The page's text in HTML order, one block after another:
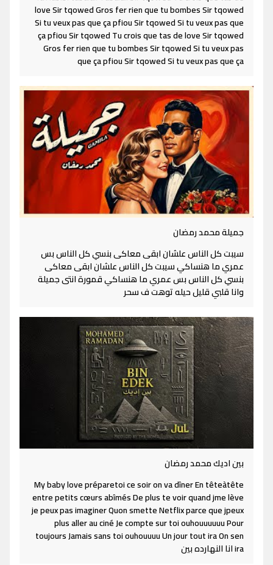
love Sir tqowed Gros fer rien que tu bombes Sir tqowed
Si tu veux pas que ça pfiou Sir tqowed Si tu veux pas que
ça pfiou Sir tqowed Tu crois que tas de love Sir tqowed
Gros fer rien que tu bombes Sir tqowed Si tu veux pas
que ça pfiou Sir tqowed Si tu veux pas que ça
جميلة محمد رمضان
سيبت كل الناس علشان ابقى معاكى بنسي كل الناس بس
عمري ما هنساكي سيبت كل الناس علشان ابقى معاكى
بنسي كل الناس بس عمري ما هنساكي قمورة انتى جميلة
وانا قلبي قليل حيله توهت ف سحر
بين اديك محمد رمضان
My baby love préparetoi ce soir on va dîner En têteàtête
entre petits cœurs abîmés De plus te voir quand jme lève
je peux pas imaginer Quon smette Netflix parce que jpeux
plus aller au ciné Je compte sur toi ouhouuuuuu Pour
toujours Jamais sans toi ouhouuuu Un jour tout ira On sen
ira انا النهارده بين